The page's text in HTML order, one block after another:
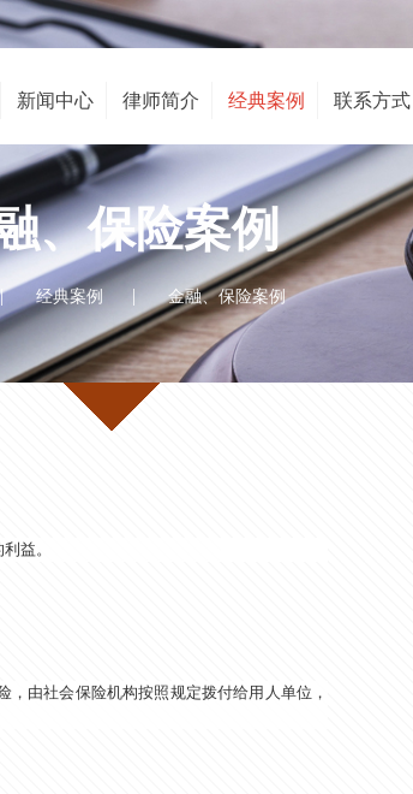
新闻中心 律师简介 经典案例 联系方式
、保险案例
| 经典案例 | 金融、保险案例
益。
由社会保险机构按照规定拨付给用人单位，